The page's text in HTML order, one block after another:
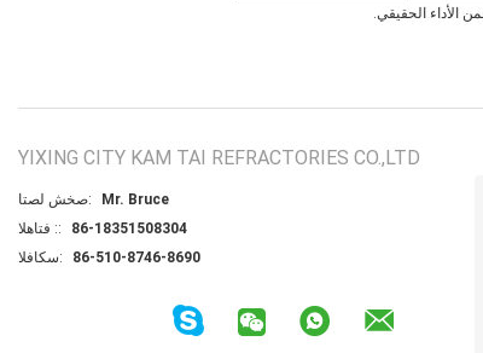
الأداء الحقيقي.
YIXING CITY KAM TAI REFRACTORIES CO.,LTD
اتصل شخص:
Mr. Bruce
الهاتف ::
86-18351508304
الفاكس:
86-510-8746-8690